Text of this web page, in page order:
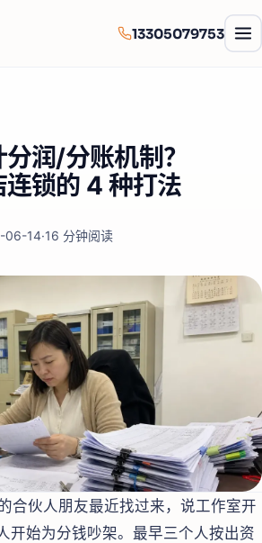
13305079753
润/分账机制？
锁的 4 种打法
06-14·16 分钟阅读
合伙人朋友最近找过来，说工作室开
开始为分钱吵架。最早三个人按出资